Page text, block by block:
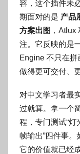
容，这个插件未
期面对的是 产品
方案出图 ，
注。它反映的是
Engine 不只在
做得更可交付、
对中文学习者最
过就算。拿一个
程，专门测试“
帧输出”四件事
它的价值就已经